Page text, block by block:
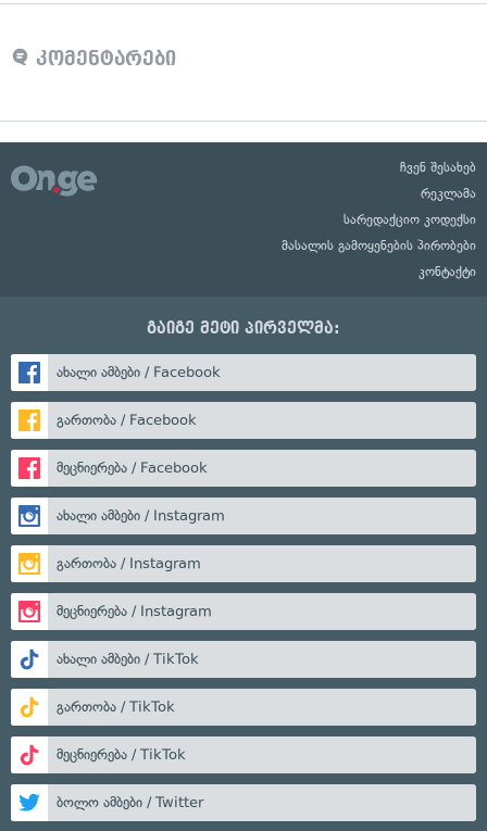
კომენტარები
ჩვენ შესახებ
რეკლამა
სარედაქციო კოდექსი
მასალის გამოყენების პირობები
კონტაქტი
გაიგე მეტი პირველმა:
ახალი ამბები / Facebook
გართობა / Facebook
მეცნიერება / Facebook
ახალი ამბები / Instagram
გართობა / Instagram
მეცნიერება / Instagram
ახალი ამბები / TikTok
გართობა / TikTok
მეცნიერება / TikTok
ბოლო ამბები / Twitter